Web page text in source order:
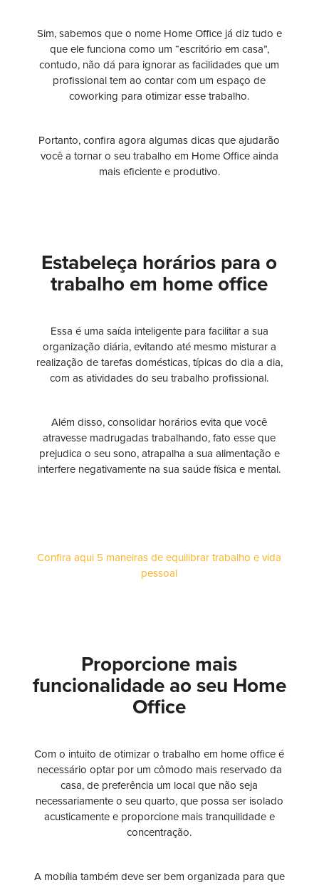
Sim, sabemos que o nome Home Office já diz tudo e
que ele funciona como um “escritório em casa”,
contudo, não dá para ignorar as facilidades que um
profissional tem ao contar com um espaço de
coworking para otimizar esse trabalho.
Portanto, confira agora algumas dicas que ajudarão
você a tornar o seu trabalho em Home Office ainda
mais eficiente e produtivo.
Estabeleça horários para o
trabalho em home office
Essa é uma saída inteligente para facilitar a sua
organização diária, evitando até mesmo misturar a
realização de tarefas domésticas, típicas do dia a dia,
com as atividades do seu trabalho profissional.
Além disso, consolidar horários evita que você
atravesse madrugadas trabalhando, fato esse que
prejudica o seu sono, atrapalha a sua alimentação e
interfere negativamente na sua saúde física e mental.
Confira aqui 5 maneiras de equilibrar trabalho e vida
pessoal
Proporcione mais
funcionalidade ao seu Home
Office
Com o intuito de otimizar o trabalho em home office é
necessário optar por um cômodo mais reservado da
casa, de preferência um local que não seja
necessariamente o seu quarto, que possa ser isolado
acusticamente e proporcione mais tranquilidade e
concentração.
A mobília também deve ser bem organizada para que